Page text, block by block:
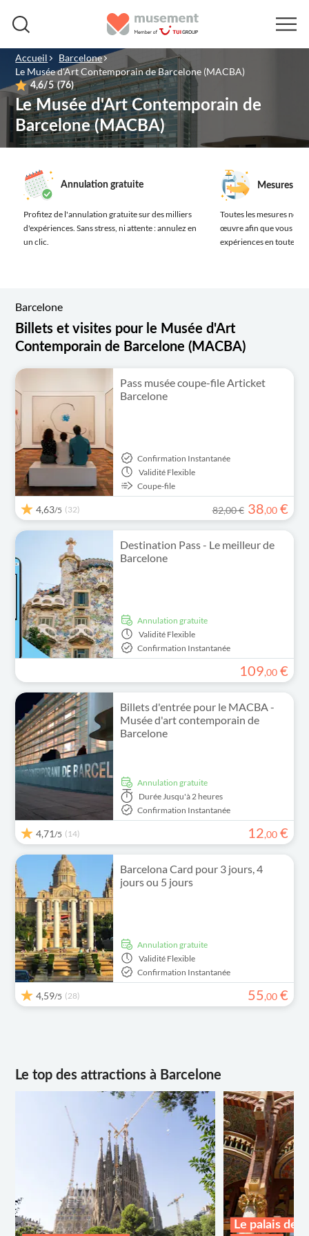
Accueil
Barcelone
Le Musée d'Art Contemporain de Barcelone (MACBA)
4,6/5 (76)
Le Musée d'Art Contemporain de
Barcelone (MACBA)
Annulation gratuite
Profitez de l'annulation gratuite sur des milliers
d'expériences. Sans stress, ni attente : annulez en
un clic.
Mesures
Toutes les mesures
œuvre afin que vous
expériences en toute
Barcelone
Billets et visites pour le Musée d'Art
Contemporain de Barcelone (MACBA)
Pass musée coupe-file Articket
Barcelone
Confirmation Instantanée
Validité Flexible
Coupe-file
4,63/5 (32) 82,00 € 38,00 €
Destination Pass - Le meilleur de
Barcelone
Annulation gratuite
Validité Flexible
Confirmation Instantanée
109,00 €
Billets d'entrée pour le MACBA -
Musée d'art contemporain de
Barcelone
Annulation gratuite
Durée Jusqu'à 2 heures
Confirmation Instantanée
4,71/5 (14) 12,00 €
Barcelona Card pour 3 jours, 4
jours ou 5 jours
Annulation gratuite
Validité Flexible
Confirmation Instantanée
4,59/5 (28) 55,00 €
Le top des attractions à Barcelone
Le palais de